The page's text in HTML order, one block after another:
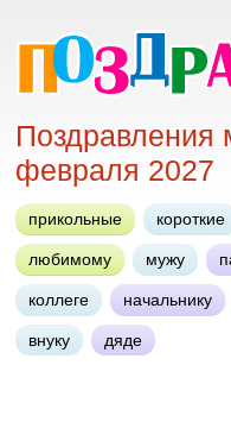
Поздравления
февраля 2027
прикольные короткие
любимому мужу
коллеге начальнику
внуку дяде